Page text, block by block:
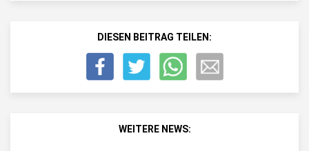
DIESEN BEITRAG TEILEN:
WEITERE NEWS: